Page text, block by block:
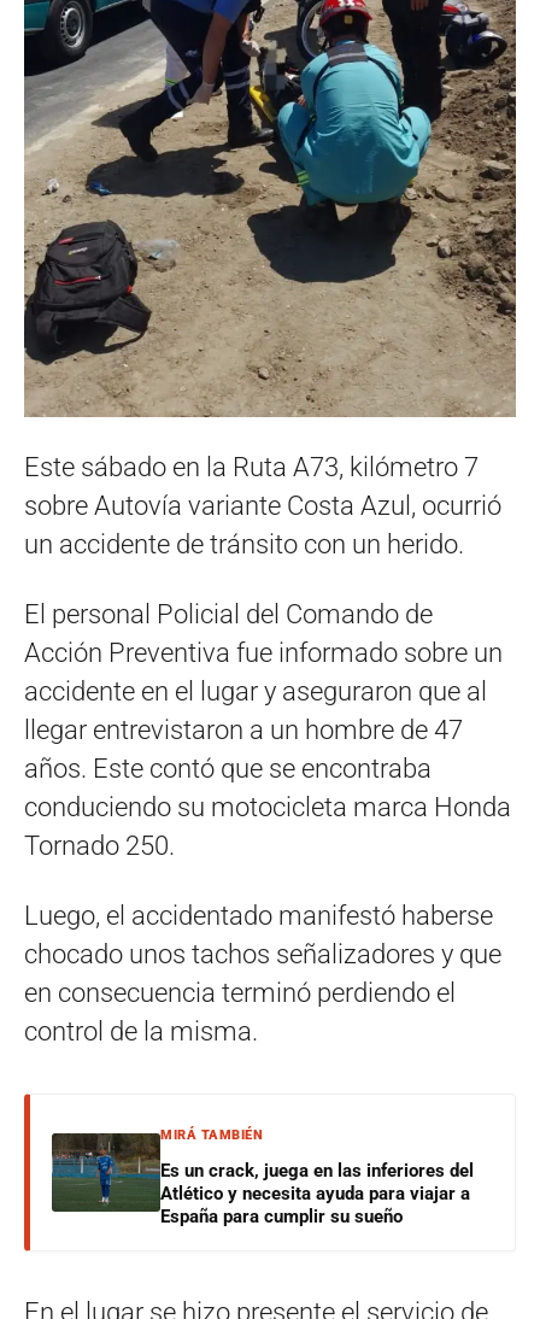
Este sábado en la Ruta A73, kilómetro 7
sobre Autovía variante Costa Azul, ocurrió
un accidente de tránsito con un herido.
El personal Policial del Comando de
Acción Preventiva fue informado sobre un
accidente en el lugar y aseguraron que al
llegar entrevistaron a un hombre de 47
años. Este contó que se encontraba
conduciendo su motocicleta marca Honda
Tornado 250.
Luego, el accidentado manifestó haberse
chocado unos tachos señalizadores y que
en consecuencia terminó perdiendo el
control de la misma.
MIRÁ TAMBIÉN
Es un crack, juega en las inferiores del
Atlético y necesita ayuda para viajar a
España para cumplir su sueño
En el lugar se hizo presente el servicio de